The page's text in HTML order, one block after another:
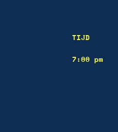
TIJD
7:00 pm